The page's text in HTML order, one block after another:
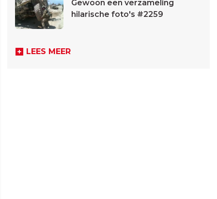
Gewoon een verzameling
hilarische foto's #2259
LEES MEER